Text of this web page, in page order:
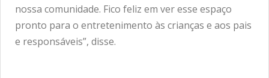
nossa comunidade. Fico feliz em ver esse espaço
pronto para o entretenimento às crianças e aos pais
e responsáveis”, disse.